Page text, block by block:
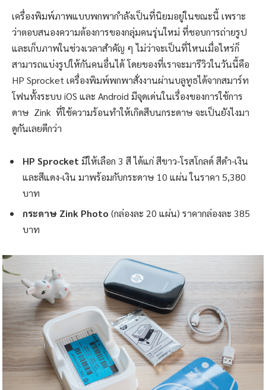
เครื่องพิมพ์ภาพแบบพกพากำลังเป็นที่นิยมอยู่ในขณะนี้ เพราะ
ว่าตอบสนองความต้องการของกลุ่มคนรุ่นใหม่ ที่ชอบการถ่ายรูป
และเก็บภาพในช่วงเวลาสำคัญ ๆ ไม่ว่าจะเป็นที่ไหนเมื่อไหร่ก็
สามารถแบ่งรูปให้กันคนอื่นได้ โดยของที่เราจะมารีวิวในวันนี้คือ
HP Sprocket เครื่องพิมพ์พกพาสั่งงานผ่านบลูทูธได้จากสมาร์ท
โฟนทั้งระบบ iOS และ Android มีจุดเด่นในเรื่องของการใช้การ
ดาษ Zink ที่ใช้ความร้อนทำให้เกิดสีบนกระดาษ จะเป็นยังไงมา
ดูกันเลยดีกว่า
HP Sprocket มีให้เลือก 3 สี ได้แก่ สีขาว-โรสโกลด์ สีดำ-เงิน
และสีแดง-เงิน มาพร้อมกับกระดาษ 10 แผ่น ในราคา 5,380
บาท
กระดาษ Zink Photo (กล่องละ 20 แผ่น) ราคากล่องละ 385
บาท